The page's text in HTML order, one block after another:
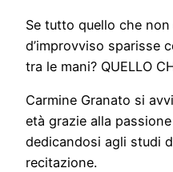
Se tutto quello che
d’improvviso sparisse
tra le mani? QUELLO
Carmine Granato si
età grazie alla
dedicandosi agli studi
recitazione.